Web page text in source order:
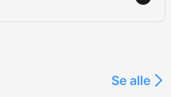
Se alle